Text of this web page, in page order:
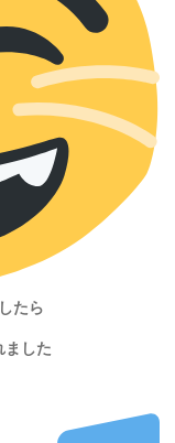
たら
ました